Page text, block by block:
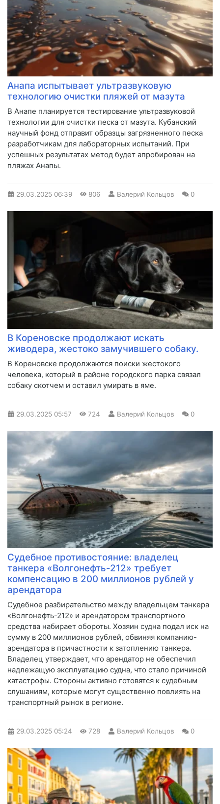
Анапа испытывает ультразвуковую
технологию очистки пляжей от мазута
В Анапе планируется тестирование ультразвуковой
технологии для очистки песка от мазута. Кубанский
научный фонд отправит образцы загрязненного песка
разработчикам для лабораторных испытаний. При
успешных результатах метод будет апробирован на
пляжах Анапы.​
29.03.2025 06:39 806 Валерий Кольцов 0
В Кореновске продолжают искать
живодера, жестоко замучившего собаку.
В Кореновске продолжаются поиски жестокого
человека, который в районе городского парка связал
собаку скотчем и оставил умирать в яме.
29.03.2025 05:57 724 Валерий Кольцов 0
Судебное противостояние: владелец
танкера «Волгонефть-212» требует
компенсацию в 200 миллионов рублей у
арендатора
Судебное разбирательство между владельцем танкера
«Волгонефть-212» и арендатором транспортного
средства набирает обороты. Хозяин судна подал иск на
сумму в 200 миллионов рублей, обвиняя компанию-
арендатора в причастности к затоплению танкера.
Владелец утверждает, что арендатор не обеспечил
надлежащую эксплуатацию судна, что стало причиной
катастрофы. Стороны активно готовятся к судебным
слушаниям, которые могут существенно повлиять на
транспортный рынок в регионе.
29.03.2025 05:24 728 Валерий Кольцов 0